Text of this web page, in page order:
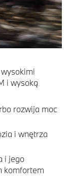
i wysoką
rozwija moc
i wnętrza
i jego
komfortem